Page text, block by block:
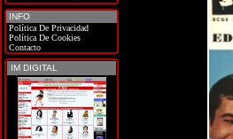
INFO
Política De Privacidad
Política De Cookies
Contacto
IM DIGITAL